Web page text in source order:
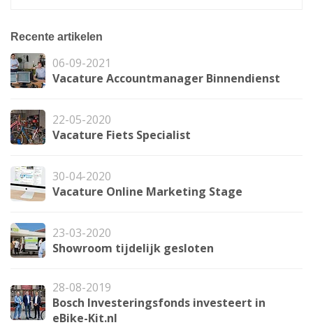
Recente artikelen
06-09-2021
Vacature Accountmanager Binnendienst
22-05-2020
Vacature Fiets Specialist
30-04-2020
Vacature Online Marketing Stage
23-03-2020
Showroom tijdelijk gesloten
28-08-2019
Bosch Investeringsfonds investeert in
eBike-Kit.nl